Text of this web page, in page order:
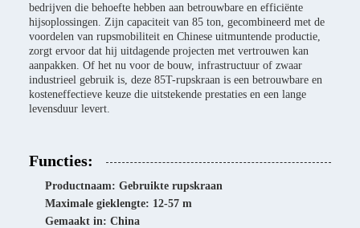
bedrijven die behoefte hebben aan betrouwbare en efficiënte
hijsoplossingen. Zijn capaciteit van 85 ton, gecombineerd met de
voordelen van rupsmobiliteit en Chinese uitmuntende productie,
zorgt ervoor dat hij uitdagende projecten met vertrouwen kan
aanpakken. Of het nu voor de bouw, infrastructuur of zwaar
industrieel gebruik is, deze 85T-rupskraan is een betrouwbare en
kosteneffectieve keuze die uitstekende prestaties en een lange
levensduur levert.
Functies:
Productnaam: Gebruikte rupskraan
Maximale gieklengte: 12-57 m
Gemaakt in: China